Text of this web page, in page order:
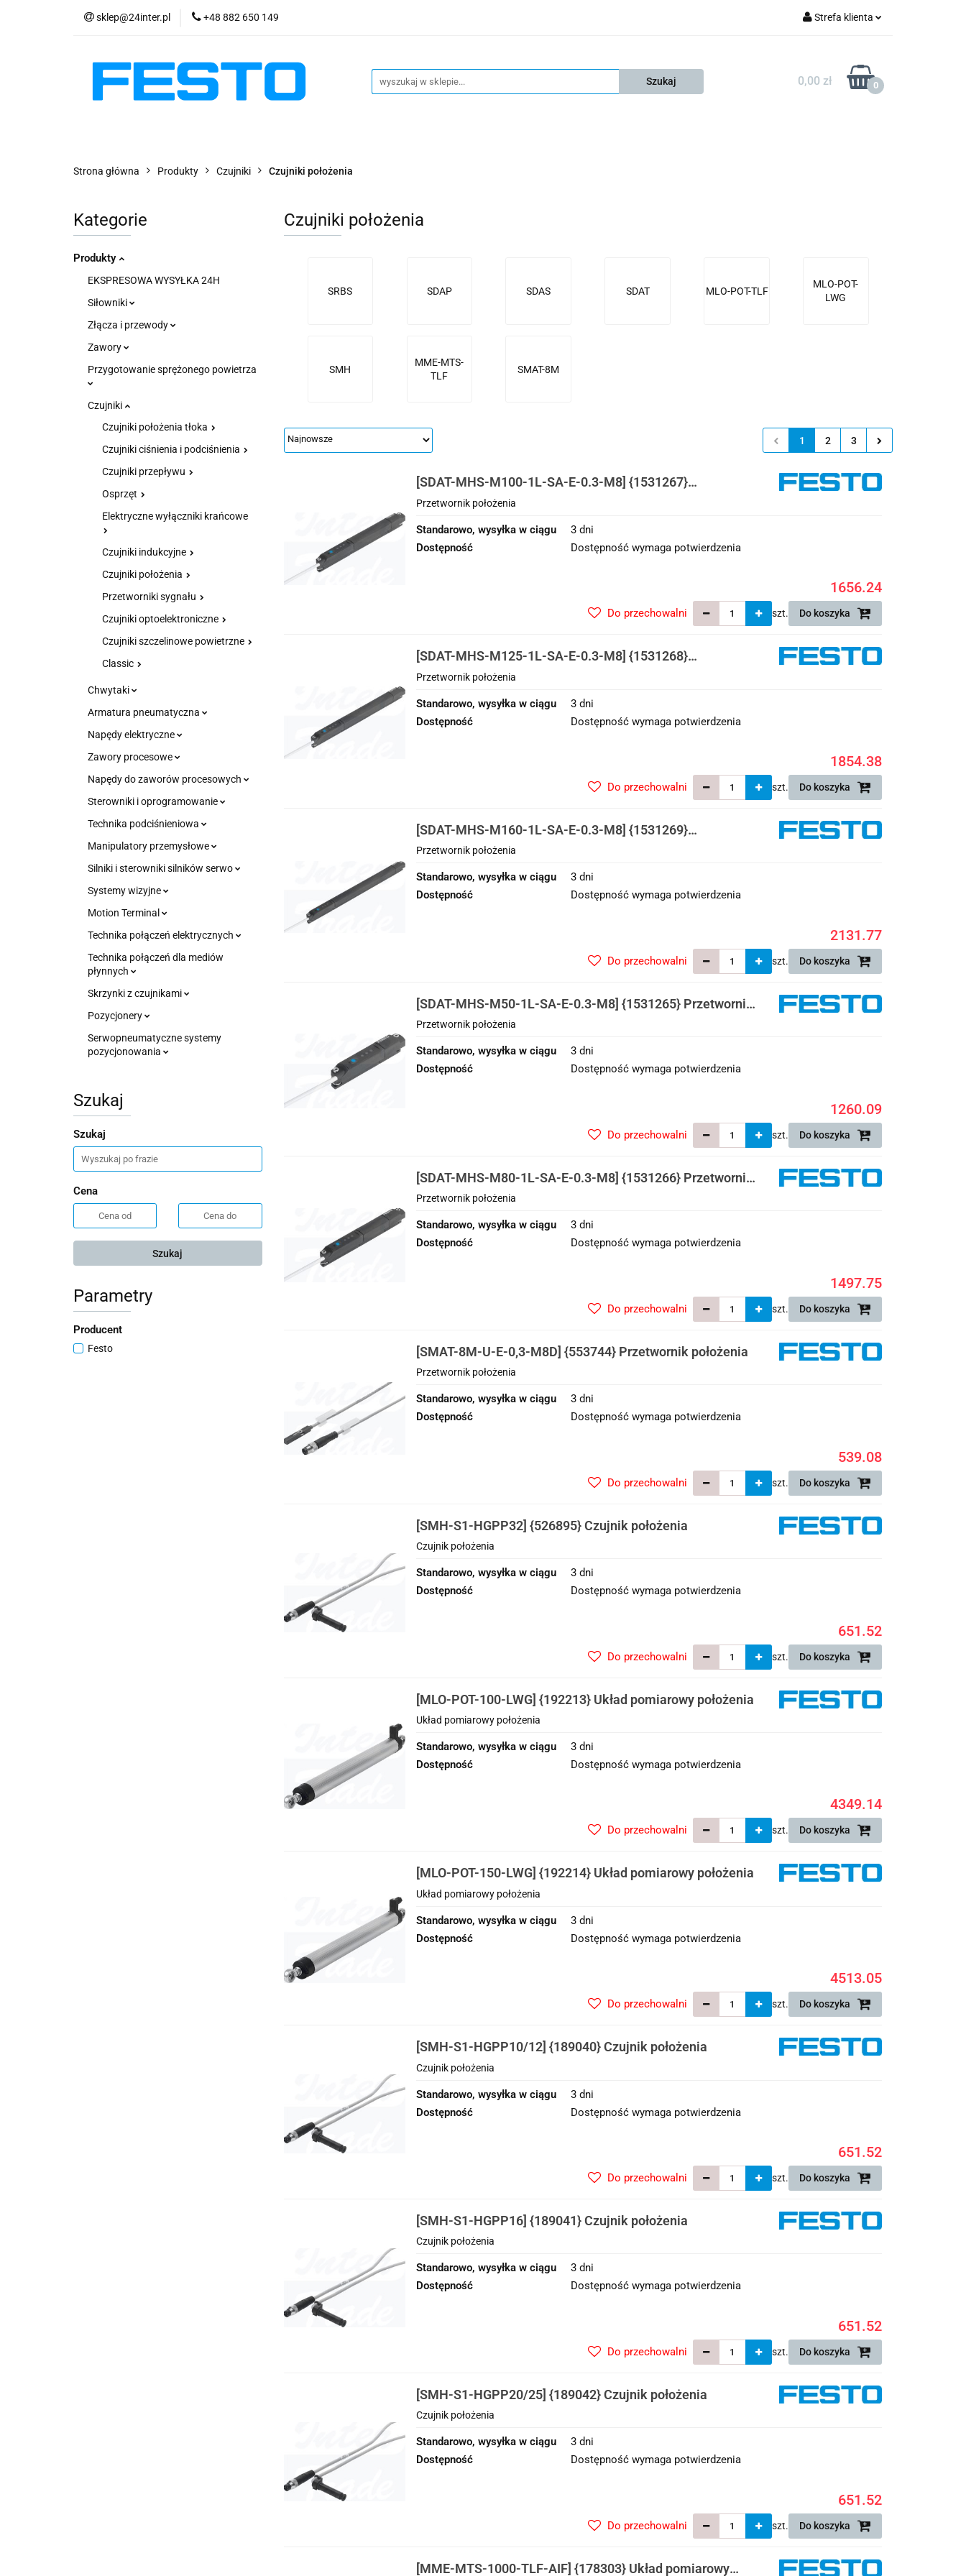
sklep@24inter.pl +48 882 650 149 Strefa klienta
Zarejestruj się
Dodaj zgłoszenie
0,00 zł 0
PRODUKTY
AKTUALNOŚCI KONTAKT KSP
Strona główna Produkty Czujniki Czujniki położenia
Kategorie
Produkty
EKSPRESOWA WYSYŁKA 24H
Siłowniki
Złącza i przewody
Zawory
Przygotowanie sprężonego powietrza
Czujniki
Czujniki położenia tłoka
Czujniki ciśnienia i podciśnienia
Czujniki przepływu
Osprzęt
Elektryczne wyłączniki krańcowe
Czujniki indukcyjne
Czujniki położenia
Przetworniki sygnału
Czujniki optoelektroniczne
Czujniki szczelinowe powietrzne
Classic
Chwytaki
Armatura pneumatyczna
Napędy elektryczne
Zawory procesowe
Napędy do zaworów procesowych
Sterowniki i oprogramowanie
Technika podciśnieniowa
Manipulatory przemysłowe
Silniki i sterowniki silników serwo
Systemy wizyjne
Motion Terminal
Technika połączeń elektrycznych
Technika połączeń dla mediów
płynnych
Skrzynki z czujnikami
Pozycjonery
Serwopneumatyczne systemy
pozycjonowania
Szukaj
Szukaj
Cena
Szukaj
Parametry
Producent
Festo
Czujniki położenia
SRBS SDAP SDAS SDAT MLO-POT-TLF
MLO-POT-
LWG
SMH
MME-MTS-
TLF
SMAT-8M
1 2 3
[SDAT-MHS-M100-1L-SA-E-0.3-M8] {1531267}
Przetwornik położenia
Przetwornik położenia
Standarowo, wysyłka w ciągu
3 dni
Dostępność
Dostępność wymaga potwierdzenia
1656.24
szt. Do koszyka
Do przechowalni
[SDAT-MHS-M125-1L-SA-E-0.3-M8] {1531268}
Przetwornik położenia
Przetwornik położenia
Standarowo, wysyłka w ciągu
3 dni
Dostępność
Dostępność wymaga potwierdzenia
1854.38
szt. Do koszyka
Do przechowalni
[SDAT-MHS-M160-1L-SA-E-0.3-M8] {1531269}
Przetwornik położenia
Przetwornik położenia
Standarowo, wysyłka w ciągu
3 dni
Dostępność
Dostępność wymaga potwierdzenia
2131.77
szt. Do koszyka
Do przechowalni
[SDAT-MHS-M50-1L-SA-E-0.3-M8] {1531265} Przetwornik
położenia
Przetwornik położenia
Standarowo, wysyłka w ciągu
3 dni
Dostępność
Dostępność wymaga potwierdzenia
1260.09
szt. Do koszyka
Do przechowalni
[SDAT-MHS-M80-1L-SA-E-0.3-M8] {1531266} Przetwornik
położenia
Przetwornik położenia
Standarowo, wysyłka w ciągu
3 dni
Dostępność
Dostępność wymaga potwierdzenia
1497.75
szt. Do koszyka
Do przechowalni
[SMAT-8M-U-E-0,3-M8D] {553744} Przetwornik położenia
Przetwornik położenia
Standarowo, wysyłka w ciągu
3 dni
Dostępność
Dostępność wymaga potwierdzenia
539.08
szt. Do koszyka
Do przechowalni
[SMH-S1-HGPP32] {526895} Czujnik położenia
Czujnik położenia
Standarowo, wysyłka w ciągu
3 dni
Dostępność
Dostępność wymaga potwierdzenia
651.52
szt. Do koszyka
Do przechowalni
[MLO-POT-100-LWG] {192213} Układ pomiarowy położenia
Układ pomiarowy położenia
Standarowo, wysyłka w ciągu
3 dni
Dostępność
Dostępność wymaga potwierdzenia
4349.14
szt. Do koszyka
Do przechowalni
[MLO-POT-150-LWG] {192214} Układ pomiarowy położenia
Układ pomiarowy położenia
Standarowo, wysyłka w ciągu
3 dni
Dostępność
Dostępność wymaga potwierdzenia
4513.05
szt. Do koszyka
Do przechowalni
[SMH-S1-HGPP10/12] {189040} Czujnik położenia
Czujnik położenia
Standarowo, wysyłka w ciągu
3 dni
Dostępność
Dostępność wymaga potwierdzenia
651.52
szt. Do koszyka
Do przechowalni
[SMH-S1-HGPP16] {189041} Czujnik położenia
Czujnik położenia
Standarowo, wysyłka w ciągu
3 dni
Dostępność
Dostępność wymaga potwierdzenia
651.52
szt. Do koszyka
Do przechowalni
[SMH-S1-HGPP20/25] {189042} Czujnik położenia
Czujnik położenia
Standarowo, wysyłka w ciągu
3 dni
Dostępność
Dostępność wymaga potwierdzenia
651.52
szt. Do koszyka
Do przechowalni
[MME-MTS-1000-TLF-AIF] {178303} Układ pomiarowy